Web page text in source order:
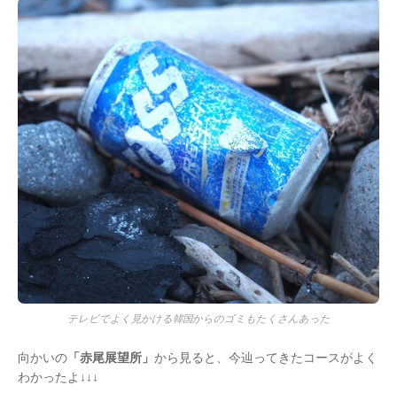
テレビでよく見かける韓国からのゴミもたくさんあった
向かいの 「赤尾展望所」 から見ると、今辿ってきたコースがよく
わかったよ↓↓↓